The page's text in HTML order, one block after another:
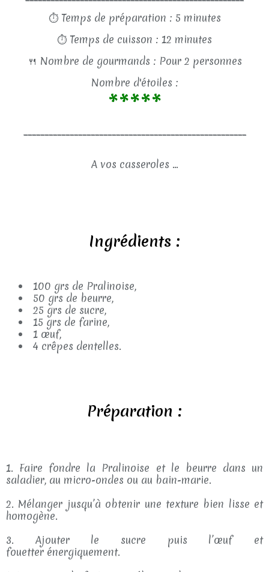
⏱ Temps de préparation : 5 minutes
⏱ Temps de cuisson : 12 minutes
🍴 Nombre de gourmands : Pour 2 personnes
Nombre d'étoiles :
*****
A vos casseroles ...
Ingrédients :
100 grs de Pralinoise,
50 grs de beurre,
25 grs de sucre,
15 grs de farine,
1 œuf,
4 crêpes dentelles.
Préparation :
1. Faire fondre la Pralinoise et le beurre dans un
saladier, au micro-ondes ou au bain-marie.
2. Mélanger jusqu’à obtenir une texture bien lisse et
homogène.
3. Ajouter le sucre puis l’œuf et
fouetter énergiquement.